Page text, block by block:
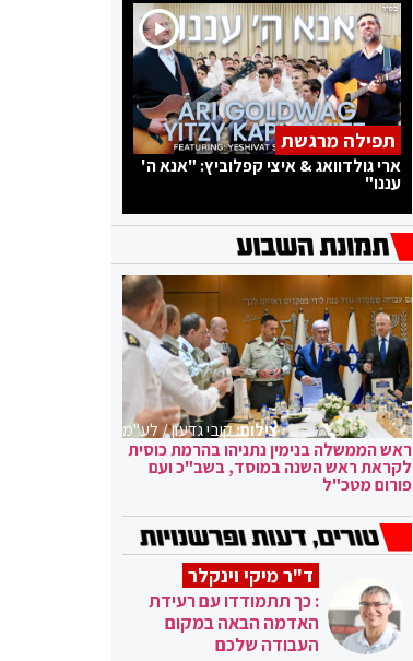
תפילה מרגשת
ארי גולדוואג & איצי קפלוביץ: "אנא ה'
עננו"
צילום:קובי גדעון / לע"מ
ראש הממשלה בנימין נתניהו בהרמת כוסית
לקראת ראש השנה במוסד, בשב"כ ועם
פורום מטכ"ל
ד"ר מיקי וינקלר
: כך תתמודדו עם רעידת
האדמה הבאה במקום
העבודה שלכם